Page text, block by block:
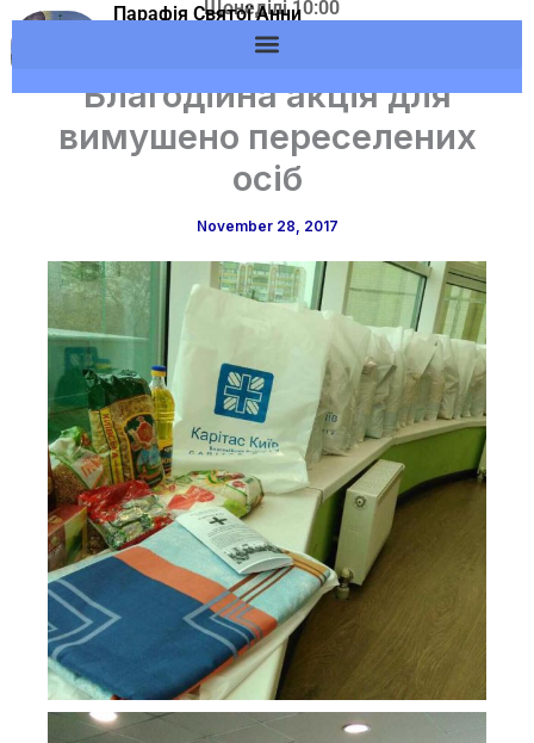
Skip
to
Парафія Святої Анни
м.Вишневе УГКЦ
Щонеділі 10:00
Адреса: м.Вишневе,
вул. Європейська, 53
Благодійна акція для
вимушено переселених
осіб
November 28, 2017